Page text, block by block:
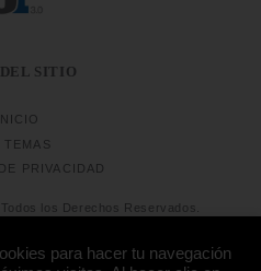
SITIO
INICIO
TEMAS
PRIVACIDAD
los Derechos Reservados.
para hacer tu navegación